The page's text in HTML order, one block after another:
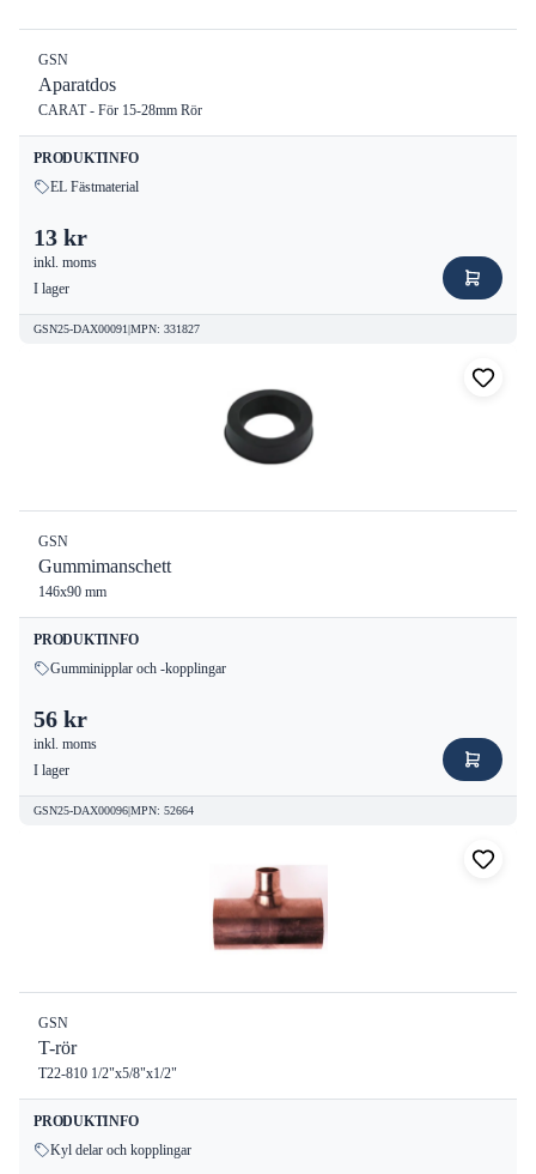
GSN
Aparatdos
CARAT - För 15-28mm Rör
PRODUKTINFO
EL Fästmaterial
13 kr
inkl. moms
I lager
GSN25-DAX00091|MPN: 331827
GSN
Gummimanschett
146x90 mm
PRODUKTINFO
Gumminipplar och -kopplingar
56 kr
inkl. moms
I lager
GSN25-DAX00096|MPN: 52664
GSN
T-rör
T22-810 1/2"x5/8"x1/2"
PRODUKTINFO
Kyl delar och kopplingar